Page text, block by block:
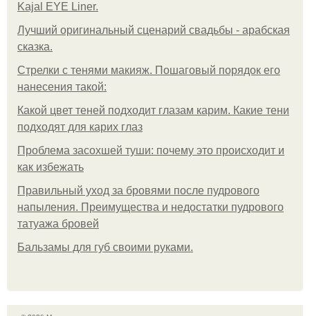
Kajal EYE Liner.
Лучший оригинальный сценарий свадьбы - арабская
сказка.
Стрелки с тенями макияж. Пошаговый порядок его
нанесения такой:
Какой цвет теней подходит глазам карим. Какие тени
подходят для карих глаз
Проблема засохшей туши: почему это происходит и
как избежать
Правильный уход за бровями после пудрового
напыления. Преимущества и недостатки пудрового
татуажа бровей
Бальзамы для губ своими руками.